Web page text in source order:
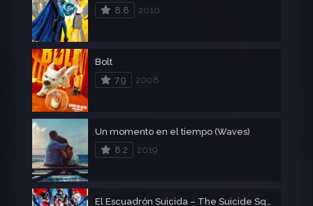
8.8
2010
Bolt
7.9
2008
Un momento en el tiempo (Waves)
8.2
2019
El Escuadrón Suicida – The Suicide Squad